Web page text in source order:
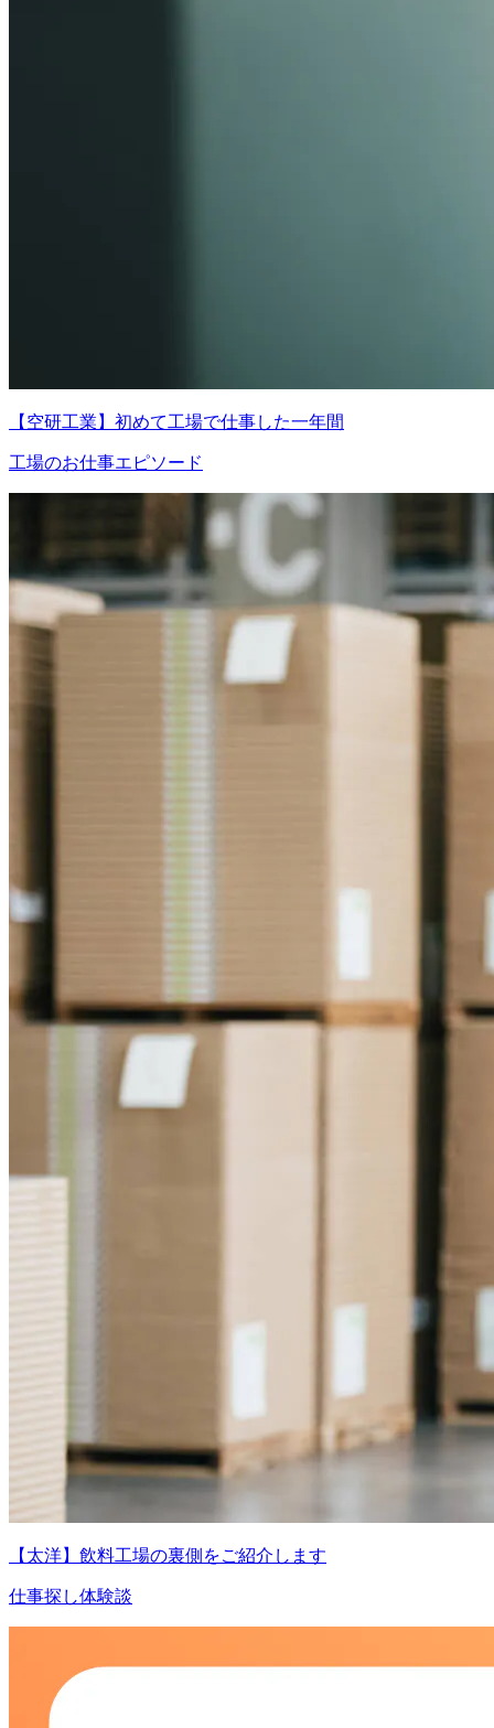
【空研工業】初めて工場で仕事した一年間
工場のお仕事エピソード
【太洋】飲料工場の裏側をご紹介します
仕事探し体験談